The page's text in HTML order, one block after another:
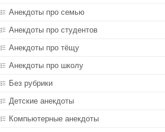
Анекдоты про семью
Анекдоты про студентов
Анекдоты про тёщу
Анекдоты про школу
Без рубрики
Детские анекдоты
Компьютерные анекдоты